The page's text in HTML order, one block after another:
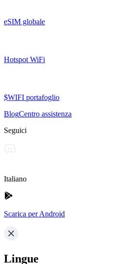
eSIM globale
Hotspot WiFi
$WIFI portafoglio
BlogCentro assistenza
Seguici
Italiano
Scarica per Android
Lingue